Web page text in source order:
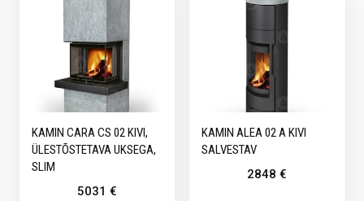
KAMIN CARA CS 02 KIVI,
ÜLESTÕSTETAVA UKSEGA,
SLIM
5031 €
KAMIN ALEA 02 A KIVI
SALVESTAV
2848€